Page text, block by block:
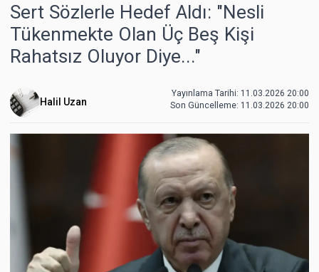
Sert Sözlerle Hedef Aldı: "Nesli
Tükenmekte Olan Üç Beş Kişi
Rahatsız Oluyor Diye..."
Halil Uzan
Yayınlama Tarihi: 11.03.2026 20:00
Son Güncelleme: 11.03.2026 20:00